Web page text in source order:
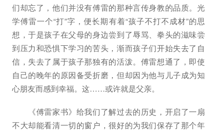
们却忘了，他们并没有傅雷的那种言传身教的品质。光
学傅雷一个“打”字，便长期有着“孩子不打不成材”的思
想，于是孩子在父母的身边尝到了辱骂、拳头的滋味尝
到压力和恐惧下学习的苦头，渐而孩子们开始失去了自
信，失去了属于孩子那独有的活泼。傅雷想通了，即使
自己的晚年的原因备受折磨，但却因为他与儿子成为知
心朋友而感到幸福。这……或许就是父亲。
《傅雷家书》给我们了解过去的历史，开启了一扇
不大却能看清一切的窗户，很好的为我们保存了那个年